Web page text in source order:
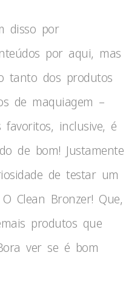
disso por
por aqui, mas
tanto dos produtos
de maquiagem –
inclusive, é
de bom! Justamente
de testar um
Clean Bronzer! Que,
produtos que
ver se é bom